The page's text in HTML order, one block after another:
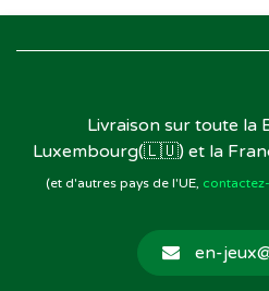
Livraison sur toute
Luxembourg(🇱🇺) et la
(et d'autres pays de l'UE,
en-